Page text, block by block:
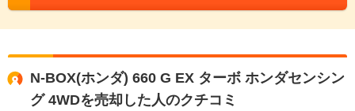
N-BOX(ホンダ) 660 G EX ターボ ホンダセンシン
グ 4WDを売却した人のクチコミ